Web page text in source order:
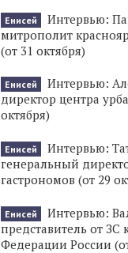
Енисей
Интервью:
митрополит
(от 31 октября)
Енисей
Интервью:
директор центра
октября)
Енисей
Интервью:
генеральный
гастрономов (от 29
Енисей
Интервью:
представитель от ЗС
Федерации России